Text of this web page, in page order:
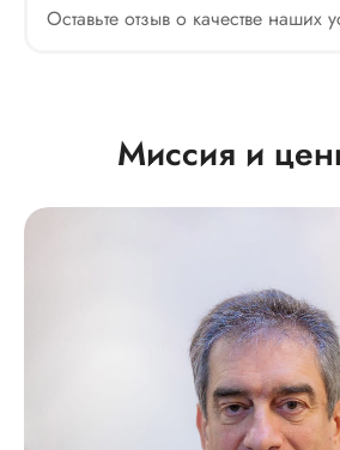
Оставьте отзыв о качестве наших
Миссия и